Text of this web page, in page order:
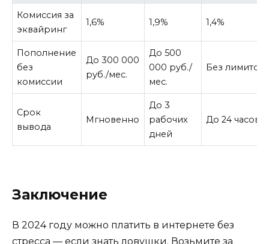
Комиссия за
эквайринг
1,6% 1,9% 1,4%
Пополнение
без
комиссии
До 300 000
руб./мес.
До 500
000 руб./
мес.
Без лимитов
Срок
вывода
Мгновенно
До 3
рабочих
дней
До 24 часов
Заключение
В 2024 году можно платить в интернете без
стресса — если знать ловушки. Возьмите за